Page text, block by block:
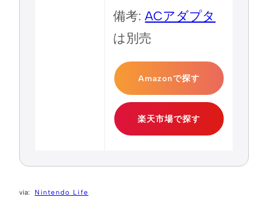
備考:ACアダプタ
は別売
Amazonで探す
楽天市場で探す
Nintendo Life